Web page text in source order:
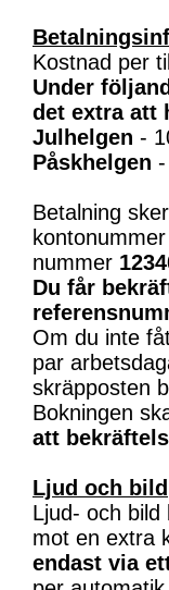
Kostnad per
Under
det extra att
Julhelgen -
Påskhelgen
Betalning
kontonummer
nummer
Du får
Om du inte
par
skräpposten
Bokningen
att
Ljud och bild
Ljud- och bild
mot en extra
endast via